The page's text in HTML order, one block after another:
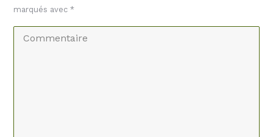
marqués avec*
Commentaire